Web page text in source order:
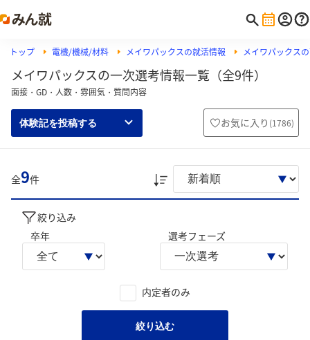
トップ 電機/機械/材料 メイワパックスの就活情報 メイワパックス
メイワパックスの一次選考情報一覧（全9件）
面接・GD・人数・雰囲気・質問内容
体験記を投稿する お気に入り (1786)
全9件
絞り込み
卒年
選考フェーズ
内定者のみ
絞り込む